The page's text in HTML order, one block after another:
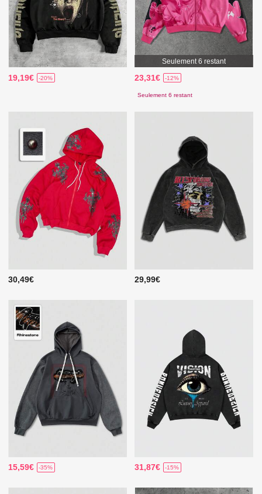
19,19€ -20%
Seulement 6 restant
23,31€ -12%
Seulement 6 restant
30,49€ 29,99€
15,59€ -35% 31,87€ -15%